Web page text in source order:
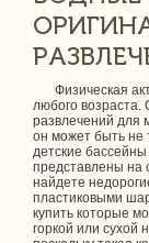
Физическая
любого
развлечений для
он может быть не
детские
представлены на
найдете
пластиковыми
купить которые
горкой или сухой